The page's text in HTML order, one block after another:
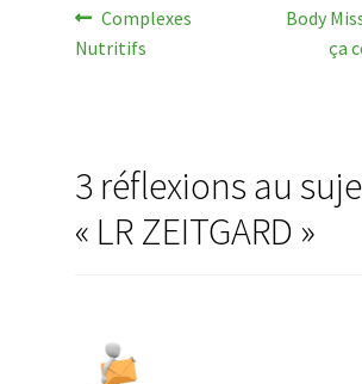
Navigation
de
Article
précédent :
Complexes
Nutritifs
Article
suivant :
Body
ça
3 réflexions au
« LR ZEITGARD »